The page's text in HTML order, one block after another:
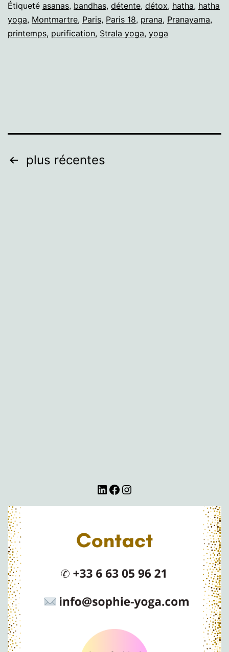
Étiqueté asanas, bandhas, détente, détox, hatha, hatha
yoga, Montmartre, Paris, Paris 18, prana, Pranayama,
printemps, purification, Strala yoga, yoga
Pagination
plus récentes
LinkedIn
Facebook
Instagram